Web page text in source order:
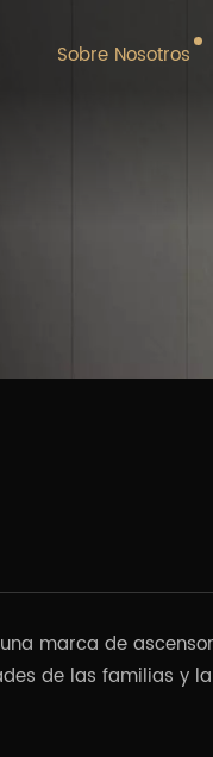
Sobre Nosotros
marca de
de las familias y